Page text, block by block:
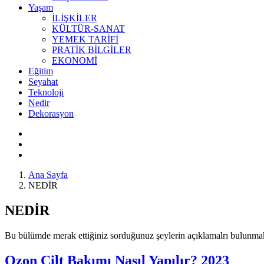
Yaşam
İLİŞKİLER
KÜLTÜR-SANAT
YEMEK TARİFİ
PRATİK BİLGİLER
EKONOMİ
Eğitim
Seyahat
Teknoloji
Nedir
Dekorasyon
Ana Sayfa
NEDİR
NEDİR
Bu bülümde merak ettiğiniz sorduğunuz şeylerin açıklamalrı
Ozon Cilt Bakımı Nasıl Yapılır? 2023